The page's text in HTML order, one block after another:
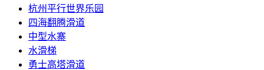
杭州平行世界乐园
四海翻腾滑道
中型水寨
水滑梯
勇士高塔滑道